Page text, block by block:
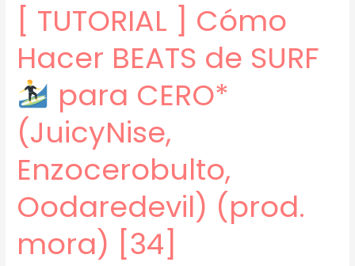
Enzocerobulto)
(prod.
mora)
[35]
[ TUTORIAL ] Cómo
Hacer BEATS de SURF
para CERO*
(JuicyNise,
Enzocerobulto,
Oodaredevil) (prod.
mora) [34]